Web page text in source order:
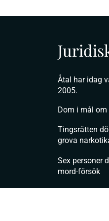
Åtal har idag
2005.
Dom i mål
Tingsrätten
grova
Sex personer
mord-försök